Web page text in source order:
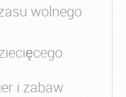
wolnego
i zabaw